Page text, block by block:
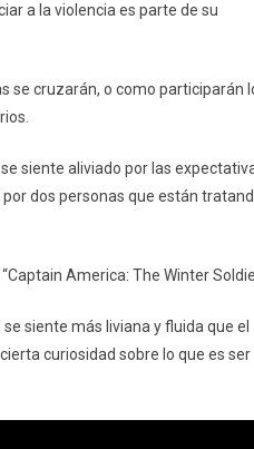
a la violencia es parte de su
se cruzarán, o como participarán
siente aliviado por las
dos personas que están
America: The Winter
siente más liviana y fluida que el
curiosidad sobre lo que es ser